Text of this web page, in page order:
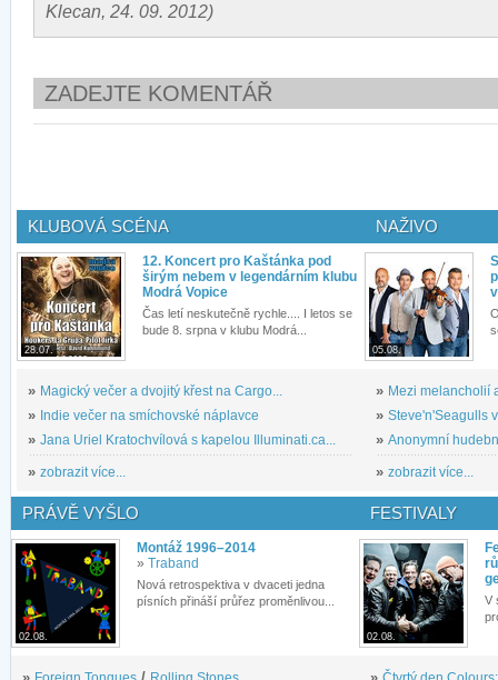
Klecan, 24. 09. 2012)
ZADEJTE KOMENTÁŘ
KLUBOVÁ SCÉNA
28.07.
12. Koncert pro Kaštánka pod
širým nebem v legendárním klubu
Modrá Vopice
Čas letí neskutečně rychle.... I letos se
bude 8. srpna v klubu Modrá...
» Magický večer a dvojitý křest na Cargo...
» Indie večer na smíchovské náplavce
» Jana Uriel Kratochvílová s kapelou Illuminati.ca...
» zobrazit více...
NAŽIVO
05.08.
» Mezi melancholií
» Steve'n'Seagulls
» Anonymní
» zobrazit více...
PRÁVĚ VYŠLO
02.08.
Montáž 1996–2014
» Traband
Nová retrospektiva v dvaceti jedna
písních přináší průřez proměnlivou...
FESTIVALY
02.08.
V